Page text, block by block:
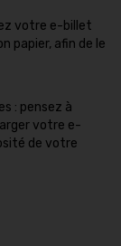
votre e-billet
papier, afin de le
: pensez à
votre e-
de votre